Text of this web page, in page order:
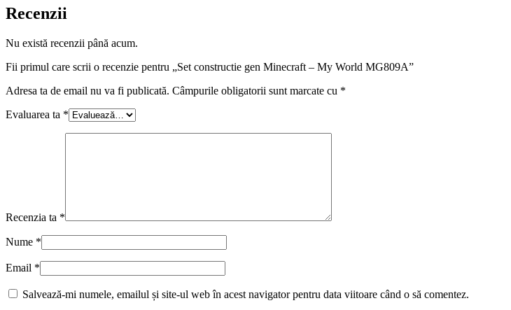
Recenzii
Nu există recenzii până acum.
Fii primul care scrii o recenzie pentru „Set constructie gen Minecraft – My World MG809A”
Adresa ta de email nu va fi publicată. Câmpurile obligatorii sunt marcate cu *
Evaluarea ta *
Recenzia ta *
Nume *
Email *
Salvează-mi numele, emailul și site-ul web în acest navigator pentru data viitoare când o să comentez.